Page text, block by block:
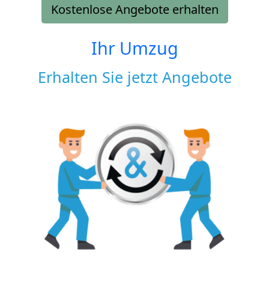
Kostenlose Angebote erhalten
Ihr Umzug
Erhalten Sie jetzt Angebote